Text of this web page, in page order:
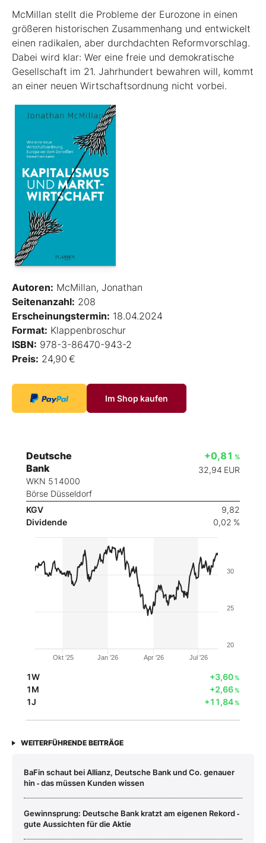
McMillan stellt die Probleme der Eurozone in einen
größeren historischen Zusammenhang und entwickelt
einen radikalen, aber durchdachten Reformvorschlag.
Dabei wird klar: Wer eine freie und demokratische
Gesellschaft im 21. Jahrhundert bewahren will, kommt
an einer neuen Wirtschaftsordnung nicht vorbei.
Autoren: McMillan, Jonathan
Seitenanzahl: 208
Erscheinungstermin: 18.04.2024
Format: Klappenbroschur
ISBN: 978-3-86470-943-2
Preis: 24,90 €
Im Shop kaufen
Deutsche
Bank
WKN 514000
Börse Düsseldorf
+0,81 %
32,94 EUR
KGV
9,82
Dividende
0,02 %
Okt '25 Jan '26 Apr '26 Jul '26
20
25
30
1W +3,60%
1M +2,66%
1J +11,84%
WEITERFÜHRENDE BEITRÄGE
BaFin schaut bei Allianz, Deutsche Bank und Co. genauer
hin ‑ das müssen Kunden wissen
Gewinnsprung: Deutsche Bank kratzt am eigenen Rekord ‑
gute Aussichten für die Aktie